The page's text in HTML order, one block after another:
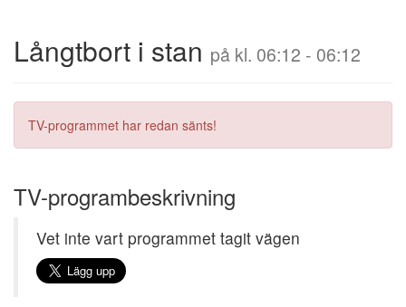
Långtbort i stan på kl. 06:12 - 06:12
TV-programmet har redan sänts!
TV-programbeskrivning
Vet inte vart programmet tagit vägen